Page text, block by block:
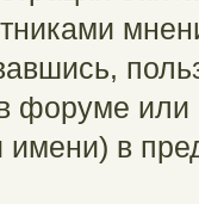
форуме или
имени) в